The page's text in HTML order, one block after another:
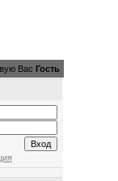
Вас Гость